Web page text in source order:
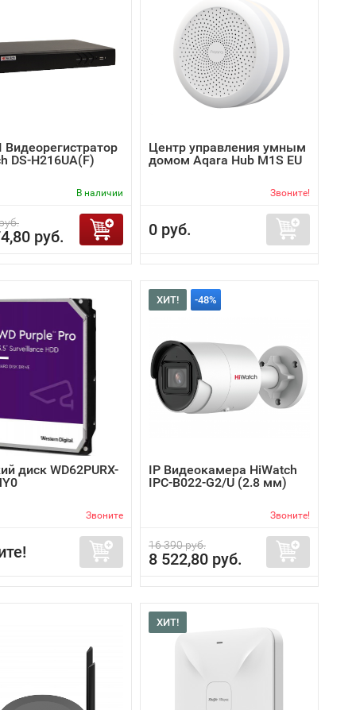
Видеорегистратор
DS-H216UA(F)
В наличии
руб.
Центр управления умным
домом Aqara Hub M1S EU
Звоните!
0 руб.
диск WD62PURX-
Звоните
ХИТ! -48%
IP Видеокамера HiWatch
IPC-B022-G2/U (2.8 мм)
Звоните!
16 390 руб.
8 522,80 руб.
ХИТ!